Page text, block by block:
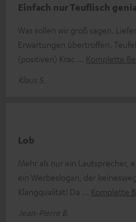
Einfach nur Teuflisch
Was sollen wir groß sagen.
Erwartungen übertroffen.
(positiven) Krac
Komplette
Klaus S.
Lob
Mehr als nur ein Lautsprecher,
ein Werbeslogan, der
Klangqualität! Da
Komplette
Jean-Pierre B.